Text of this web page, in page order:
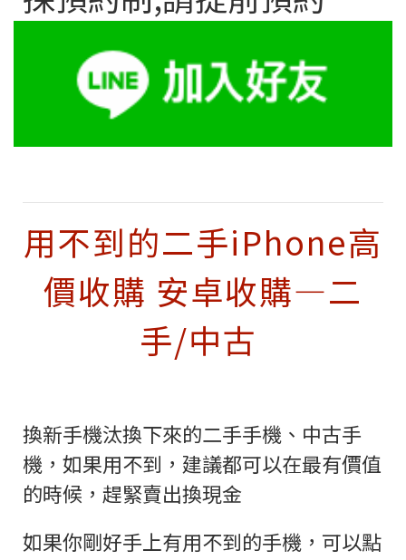
用不到的二手iPhone高
價收購 安卓收購—二
手/中古
換新手機汰換下來的二手手機、中古手
機，如果用不到，建議都可以在最有價值
的時候，趕緊賣出換現金
如果你剛好手上有用不到的手機，可以點